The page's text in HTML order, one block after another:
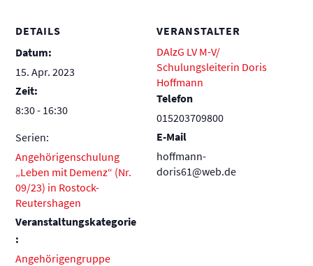
DETAILS
Datum:
15. Apr. 2023
Zeit:
8:30 - 16:30
Serien:
Angehörigenschulung
„Leben mit Demenz“ (Nr.
09/23) in Rostock-
Reutershagen
Veranstaltungskategorie
:
Angehörigengruppe
VERANSTALTER
DAlzG LV M-V/
Schulungsleiterin Doris
Hoffmann
Telefon
015203709800
E-Mail
hoffmann-
doris61@web.de